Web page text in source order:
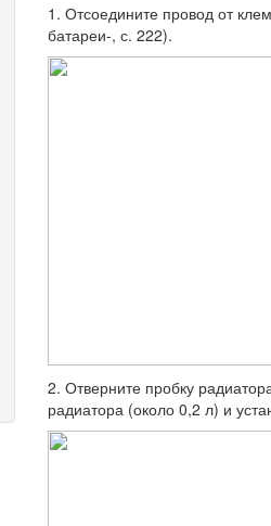
1. Отсоедините провод от
батареи-, с. 222).
2. Отверните пробку
радиатора (около 0,2 л) и